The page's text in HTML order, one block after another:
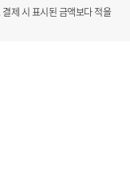
제 시 표시된 금액보다 적을